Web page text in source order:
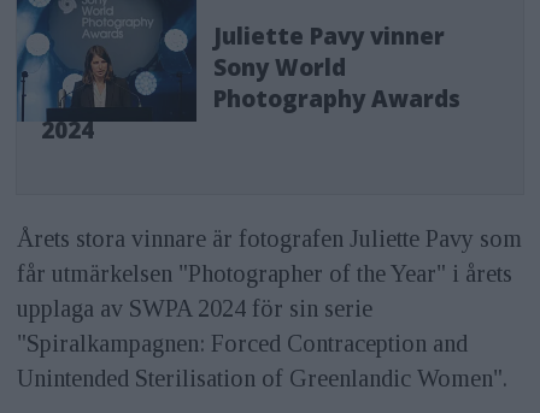
Juliette Pavy vinner
Sony World
Photography Awards
2024
Årets stora vinnare är fotografen Juliette Pavy som
får utmärkelsen "Photographer of the Year" i årets
upplaga av SWPA 2024 för sin serie
"Spiralkampagnen: Forced Contraception and
Unintended Sterilisation of Greenlandic Women".